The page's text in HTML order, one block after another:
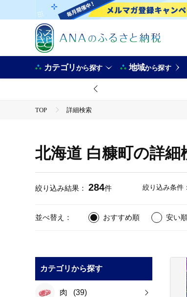
カテゴリから探す 地域から探す
TOP 詳細検索
北海道 白糠町の詳細
絞り込み結果： 284件 絞り込み条件：
並べ替え： おすすめ順 安い
カテゴリから探す
肉 (39)